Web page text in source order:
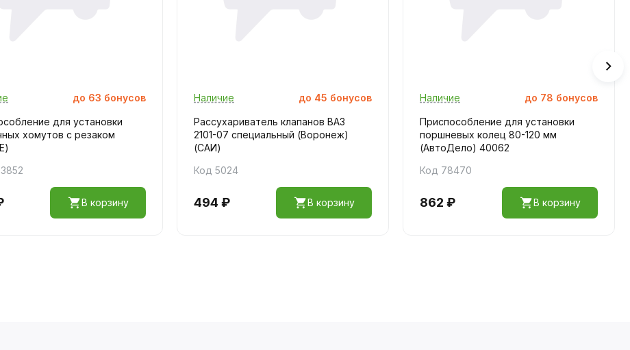
до 63 бонусов
для установки
хомутов с резаком
В корзину
Наличие до 45 бонусов
Рассухариватель клапанов ВАЗ
2101-07 специальный (Воронеж)
(САИ)
Код 5024
494 ₽ В корзину
Наличие до 78 бонусов
Приспособление для установки
поршневых колец 80-120 мм
(АвтоДело) 40062
Код 78470
862 ₽ В корзину